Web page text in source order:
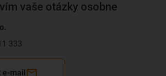
vaše otázky osobne
333
e-mail